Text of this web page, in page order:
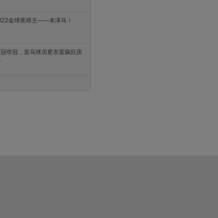
金球奖得主——本泽马！
夺冠，皇马球员更衣室疯狂庆